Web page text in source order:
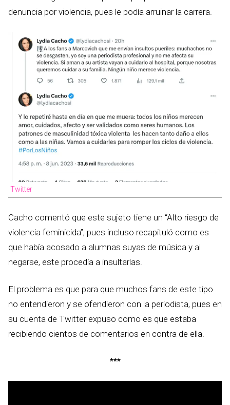
denuncia por violencia, pues le podía arruinar la carrera.
Twitter
Cacho comentó que este sujeto tiene un “Alto riesgo de
violencia feminicida”, pues incluso recapituló como es
que había acosado a alumnas suyas de música y al
negarse, este procedía a insultarlas.
El problema es que para que muchos fans de este tipo
no entendieron y se ofendieron con la periodista, pues en
su cuenta de Twitter expuso como es que estaba
recibiendo cientos de comentarios en contra de ella.
***